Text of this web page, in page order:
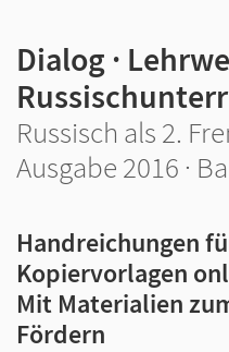
Dialog ·
Russisch als 2.
Ausgabe 2016 ·
Handreichungen
Kopiervorlagen
Mit Materialien
Fördern